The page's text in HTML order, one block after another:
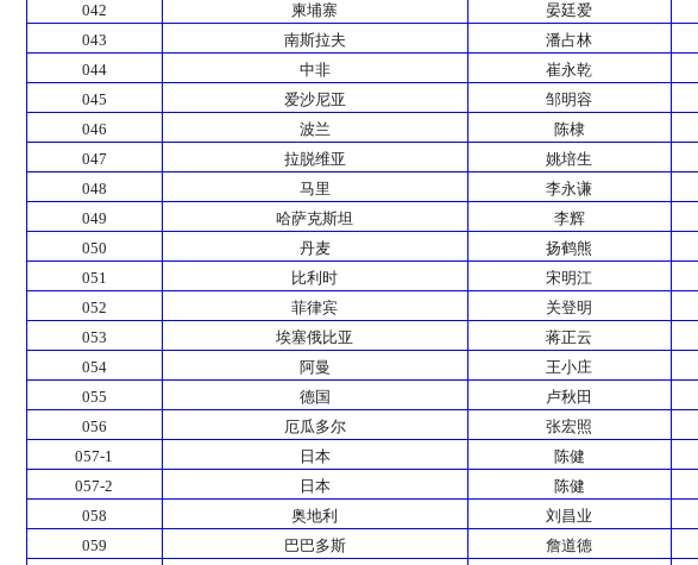
042
柬埔寨 晏廷爱
043
南斯拉夫 潘占林
044
中非 崔永乾
045
爱沙尼亚 邹明容
046
波兰 陈棣
047
拉脱维亚 姚培生
048
马里 李永谦
049
哈萨克斯坦 李辉
050
丹麦 扬鹤熊
051
比利时 宋明江
052
菲律宾 关登明
053
埃塞俄比亚 蒋正云
054
阿曼 王小庄
055
德国 卢秋田
056
厄瓜多尔 张宏照
057-1
日本 陈健
057-2
日本 陈健
058
奥地利 刘昌业
059
巴巴多斯 詹道德